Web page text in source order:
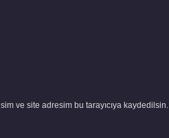
ve site adresim bu tarayıcıya kaydedilsin.